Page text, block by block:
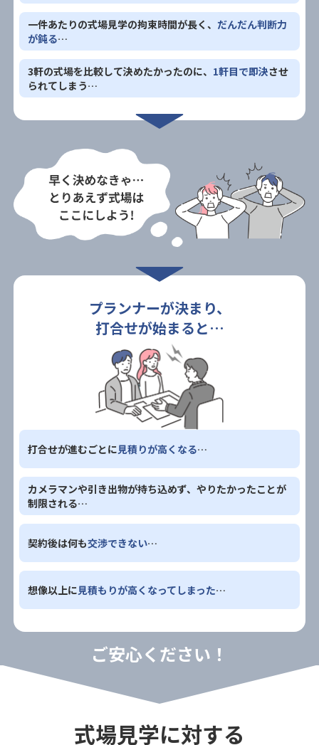
一件あたりの式場見学の拘束時間が長く、 だんだん判断力
が鈍る…
3軒の式場を比較して決めたかったのに、 1軒目で即決させ
られてしまう…
プランナーが決まり、
打合せが始まると…
打合せが進むごとに見積りが高くなる…
カメラマンや引き出物が持ち込めず、 やりたかったことが
制限される…
契約後は何も交渉できない…
想像以上に見積もりが高くなってしまった…
ご安心ください！
式場見学に対する